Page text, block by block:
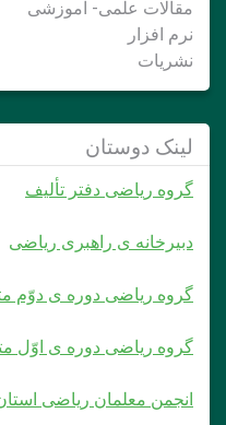
علمی- اموزشی
افزار
دوستان
ریاضی دفتر تألیف
ی راهبری ریاضی
ریاضی دوره ی دوّم
ریاضی دوره ی اوّل
معلمان ریاضی استان